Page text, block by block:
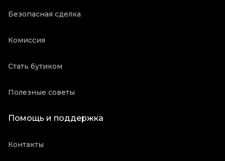
Безопасная сделка
Комиссия
Стать бутиком
Полезные советы
Помощь и поддержка
Контакты